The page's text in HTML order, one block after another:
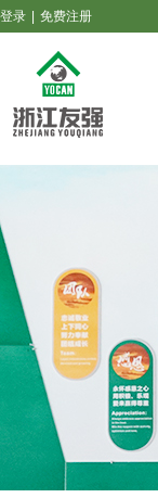
登录 免费注册